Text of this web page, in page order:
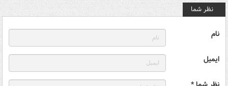
نظر شما
نام
ایمیل